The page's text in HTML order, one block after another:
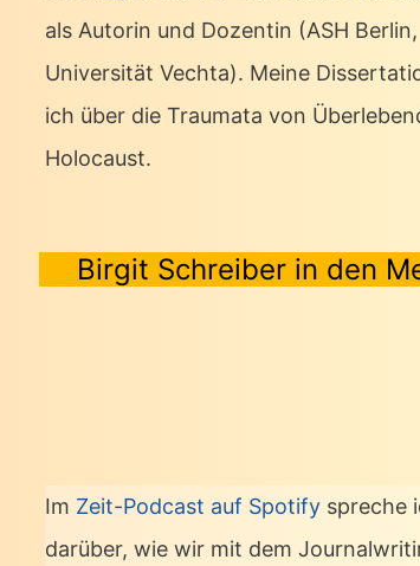
als Autorin und Dozentin (ASH Berlin,
Universität Vechta). Meine
ich über die Traumata von
Holocaust.
Birgit Schreiber in den
Im Zeit-Podcast auf Spotify spreche
darüber, wie wir mit dem